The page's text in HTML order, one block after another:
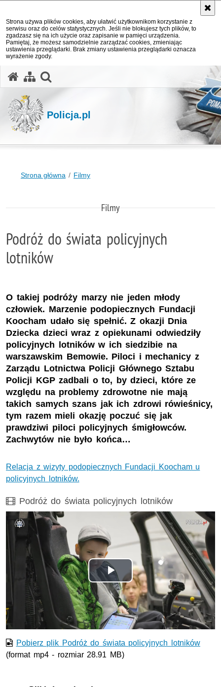
Strona używa plików cookies, aby ułatwić użytkownikom korzystanie z
serwisu oraz do celów statystycznych. Jeśli nie blokujesz tych plików, to
zgadzasz się na ich użycie oraz zapisanie w pamięci urządzenia.
Pamiętaj, że możesz samodzielnie zarządzać cookies, zmieniając
ustawienia przeglądarki. Brak zmiany ustawienia przeglądarki oznacza
wyrażenie zgody.
Policja.pl
Strona główna Filmy
Filmy
Podróż do świata policyjnych
lotników
O takiej podróży marzy nie jeden młody
człowiek. Marzenie podopiecznych Fundacji
Koocham udało się spełnić. Z okazji Dnia
Dziecka dzieci wraz z opiekunami odwiedziły
policyjnych lotników w ich siedzibie na
warszawskim Bemowie. Piloci i mechanicy z
Zarządu Lotnictwa Policji Głównego Sztabu
Policji KGP zadbali o to, by dzieci, które ze
względu na problemy zdrowotne nie mają
takich samych szans jak ich zdrowi rówieśnicy,
tym razem mieli okazję poczuć się jak
prawdziwi piloci policyjnych śmigłowców.
Zachwytów nie było końca…
Relacja z wizyty podopiecznych Fundacji Koocham u
policyjnych lotników.
Film
Podróż do świata policyjnych lotników
Odtwórz
wideo
Pobierz plik Podróż do świata policyjnych lotników
(format mp4 - rozmiar 28.91 MB)